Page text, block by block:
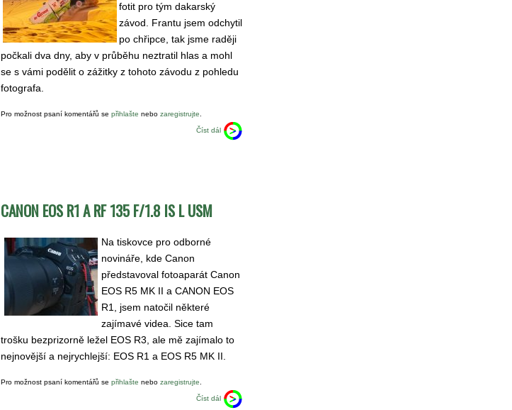
fotit pro tým dakarský
závod. Frantu jsem odchytil
po chřipce, tak jsme raději
počkali dva dny, aby v průběhu neztratil hlas a mohl
se s vámi podělit o zážitky z tohoto závodu z pohledu
fotografa.
Pro možnost psaní komentářů se přihlašte nebo zaregistrujte
Číst dál
CANON EOS R1 A RF 135 F/1.8 IS L USM
Na tiskovce pro odborné
novináře, kde Canon
představoval fotoaparát Canon
EOS R5 MK II a CANON EOS
R1, jsem natočil některé
zajímavé videa. Sice tam
trošku bezprizorně ležel EOS R3, ale mě zajímalo to
nejnovější a nejrychlejší: EOS R1 a EOS R5 MK II.
Pro možnost psaní komentářů se přihlašte nebo zaregistrujte
Číst dál